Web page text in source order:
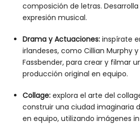
composición de letras.
expresión musical.
Drama y Actuaciones: inspírate
irlandeses, como Cillian Murphy
Fassbender, para crear y filmar
producción original en equipo.
Collage: explora el arte del
construir una ciudad imaginaria
en equipo, utilizando imágenes